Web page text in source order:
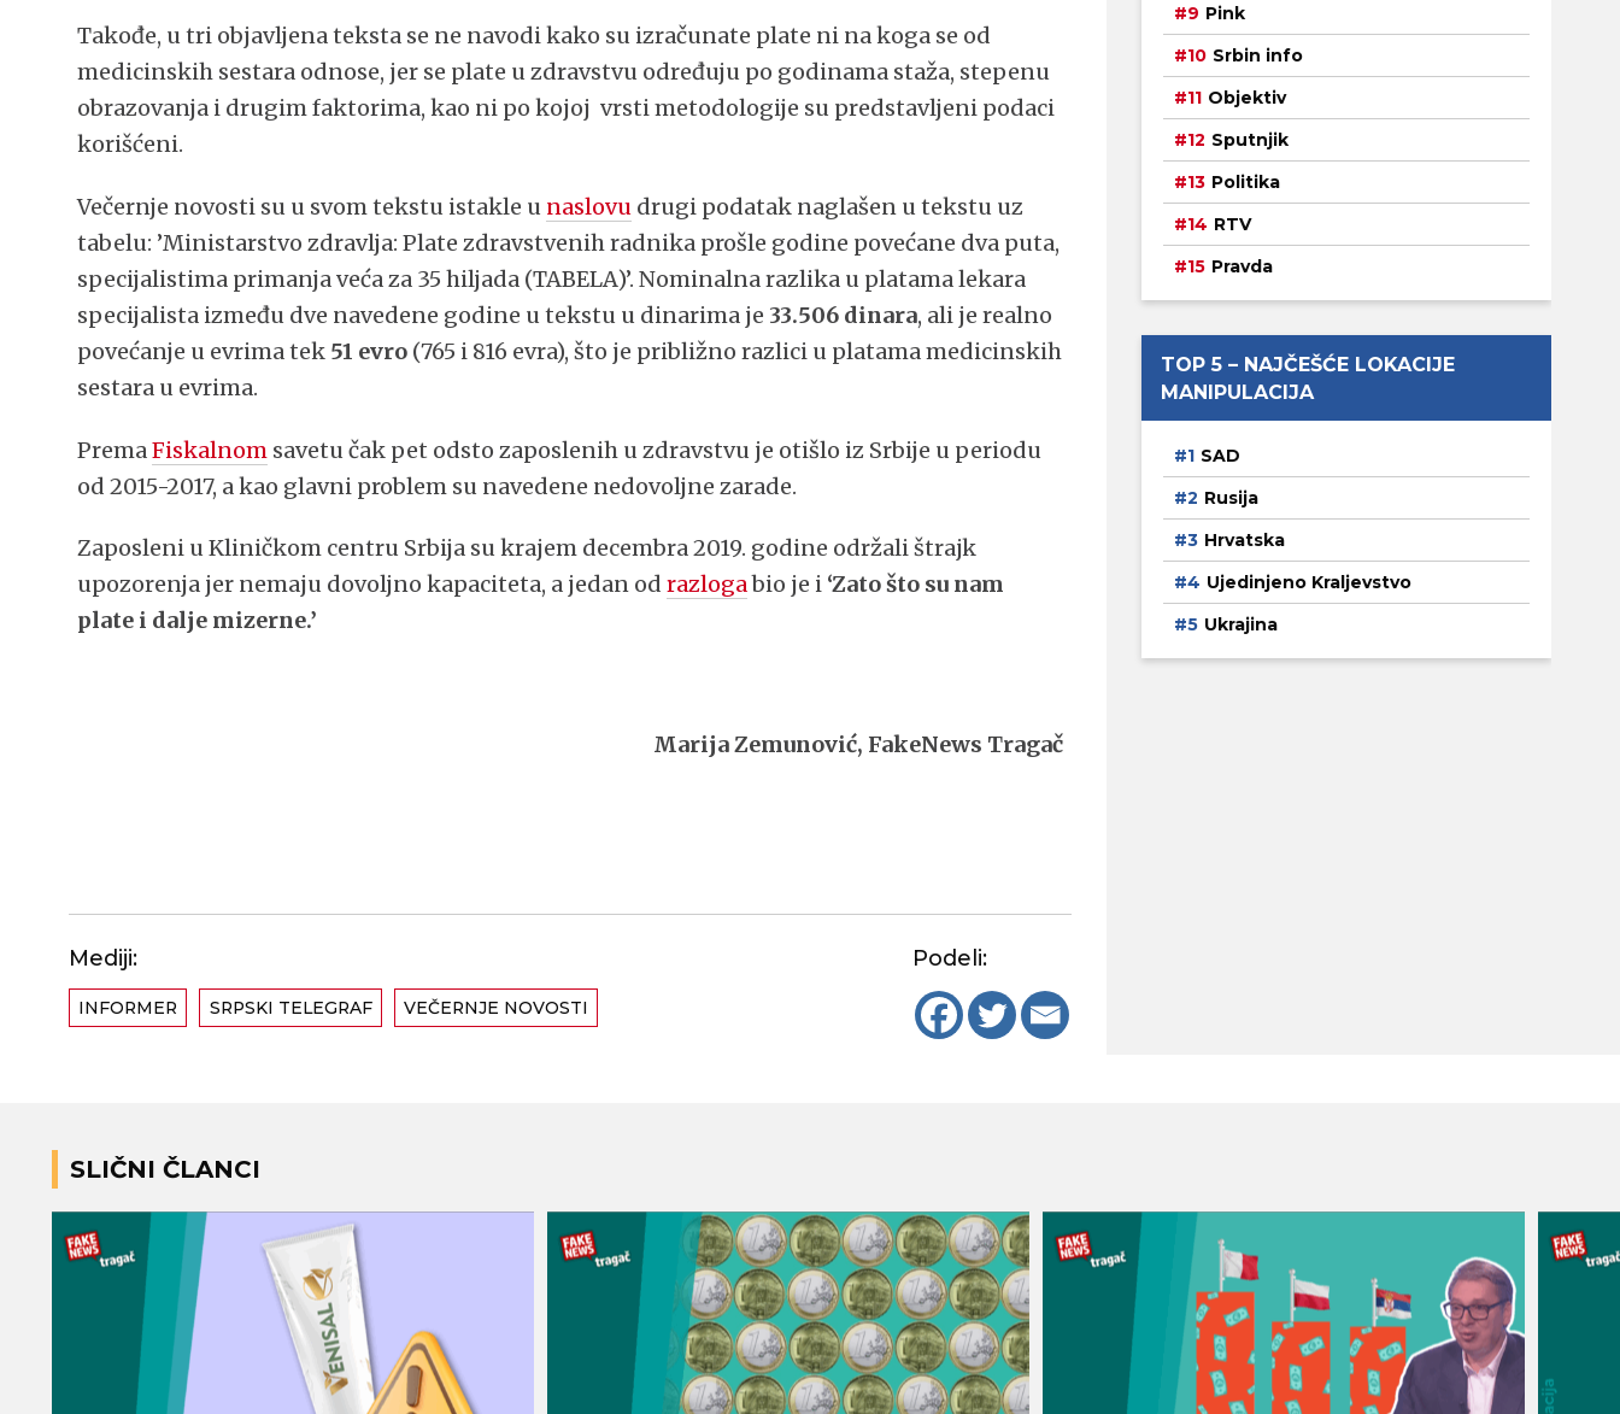
Takođe, u tri objavljena teksta se ne navodi kako su izračunate plate ni na koga se od
medicinskih sestara odnose, jer se plate u zdravstvu određuju po godinama staža, stepenu
obrazovanja i drugim faktorima, kao ni po kojoj vrsti metodologije su predstavljeni podaci
korišćeni.
Večernje novosti su u svom tekstu istakle u naslovu drugi podatak naglašen u tekstu uz
tabelu: ’Ministarstvo zdravlja: Plate zdravstvenih radnika prošle godine povećane dva puta,
specijalistima primanja veća za 35 hiljada (TABELA)’. Nominalna razlika u platama lekara
specijalista između dve navedene godine u tekstu u dinarima je 33.506 dinara, ali je realno
povećanje u evrima tek 51 evro (765 i 816 evra), što je približno razlici u platama medicinskih
sestara u evrima.
PremaFiskalnom savetu čak pet odsto zaposlenih u zdravstvu je otišlo iz Srbije u periodu
od 2015-2017, a kao glavni problem su navedene nedovoljne zarade.
Zaposleni u Kliničkom centru Srbija su krajem decembra 2019. godine održali štrajk
upozorenja jer nemaju dovoljno kapaciteta, a jedan odrazlogabio je i ‘Zato što su nam
plate i dalje mizerne.’
Marija Zemunović, FakeNews Tragač
Mediji:
INFORMER SRPSKI TELEGRAF VEČERNJE NOVOSTI
Podeli:
Pink
Srbin info
Objektiv
Sputnjik
Politika
RTV
Pravda
TOP 5 – NAJČEŠĆE LOKACIJE
MANIPULACIJA
SAD
Rusija
Hrvatska
Ujedinjeno Kraljevstvo
Ukrajina
SLIČNI ČLANCI